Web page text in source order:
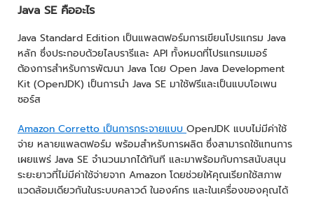
Java SE คืออะไร
Java Standard Edition เป็นแพลตฟอร์มการเขียนโปรแกรม Java
หลัก ซึ่งประกอบด้วยไลบรารีและ API ทั้งหมดที่โปรแกรมเมอร์
ต้องการสำหรับการพัฒนา Java โดย Open Java Development
Kit (OpenJDK) เป็นการนำ Java SE มาใช้ฟรีและเป็นแบบโอเพน
ซอร์ส
Amazon Corretto เป็นการกระจายแบบOpenJDK แบบไม่มีค่าใช้
จ่าย หลายแพลตฟอร์ม พร้อมสำหรับการผลิต ซึ่งสามารถใช้แทนการ
เผยแพร่ Java SE จำนวนมากได้ทันที และมาพร้อมกับการสนับสนุน
ระยะยาวที่ไม่มีค่าใช้จ่ายจาก Amazon โดยช่วยให้คุณเรียกใช้สภาพ
แวดล้อมเดียวกันในระบบคลาวด์ ในองค์กร และในเครื่องของคุณได้